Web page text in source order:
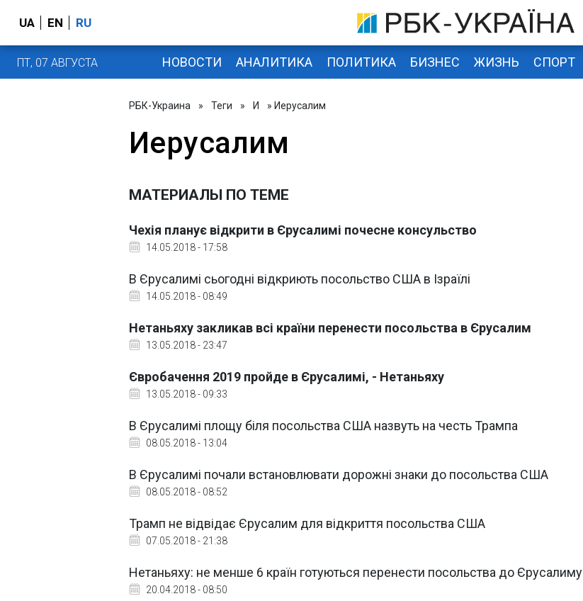
UA EN RU
ПТ, 07 АВГУСТА НОВОСТИ АНАЛИТИКА ПОЛИТИКА БИЗНЕС ЖИЗНЬ СПОРТ
РБК-Украина » Теги » И » Иерусалим
Иерусалим
МАТЕРИАЛЫ ПО ТЕМЕ
Чехія планує відкрити в Єрусалимі почесне консульство
14.05.2018 - 17:58
В Єрусалимі сьогодні відкриють посольство США в Ізраїлі
14.05.2018 - 08:49
Нетаньяху закликав всі країни перенести посольства в Єрусалим
13.05.2018 - 23:47
Євробачення 2019 пройде в Єрусалимі, - Нетаньяху
13.05.2018 - 09:33
В Єрусалимі площу біля посольства США назвуть на честь Трампа
08.05.2018 - 13:04
В Єрусалимі почали встановлювати дорожні знаки до посольства США
08.05.2018 - 08:52
Трамп не відвідає Єрусалим для відкриття посольства США
07.05.2018 - 21:38
Нетаньяху: не менше 6 країн готуються перенести посольства до Єрусалиму
20.04.2018 - 08:50